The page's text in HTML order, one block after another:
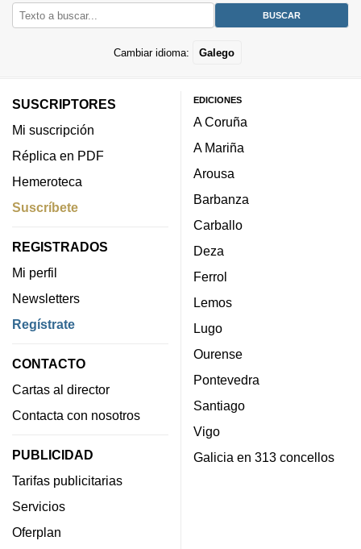
Cambiar idioma: Galego
SUSCRIPTORES
Mi suscripción
Réplica en PDF
Hemeroteca
Suscríbete
REGISTRADOS
Mi perfil
Newsletters
Regístrate
CONTACTO
Cartas al director
Contacta con nosotros
PUBLICIDAD
Tarifas publicitarias
Servicios
Oferplan
EDICIONES
A Coruña
A Mariña
Arousa
Barbanza
Carballo
Deza
Ferrol
Lemos
Lugo
Ourense
Pontevedra
Santiago
Vigo
Galicia en 313 concellos